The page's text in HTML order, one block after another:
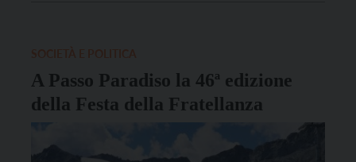
A Passo Paradiso la 46ª edizione
della Festa della Fratellanza